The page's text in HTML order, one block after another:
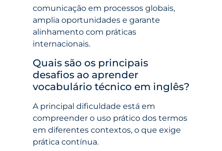
comunicação em processos globais,
amplia oportunidades e garante
alinhamento com práticas
internacionais.
Quais são os principais
desafios ao aprender
vocabulário técnico em inglês?
A principal dificuldade está em
compreender o uso prático dos termos
em diferentes contextos, o que exige
prática contínua.